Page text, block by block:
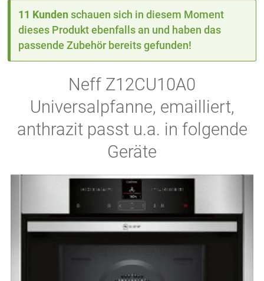
11 Kunden schauen sich in diesem Moment
dieses Produkt ebenfalls an und haben das
passende Zubehör bereits gefunden!
Neff Z12CU10A0
Universalpfanne, emailliert,
anthrazit passt u.a. in folgende
Geräte